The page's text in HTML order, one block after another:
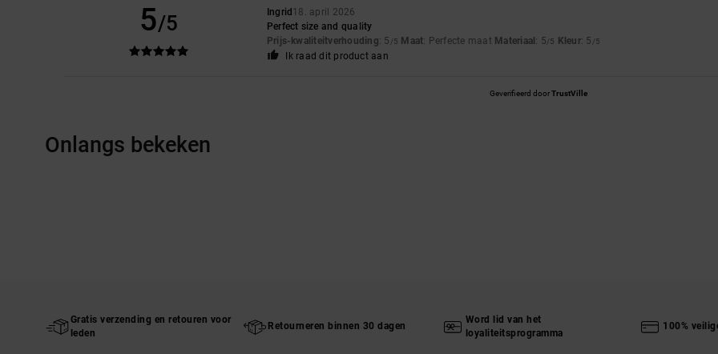
5/5 Ingrid 18. april 2026
Perfect size and quality
Prijs-kwaliteitverhouding: 5 /5 Maat: Perfecte maat Materiaal : 5/5 Kleur: 5 /5
Ik raad dit product aan
Geverifieerd doorTrustVille
Onlangs bekeken
Gratis verzending en retouren voor
leden
Retourneren binnen 30 dagen
Word lid van het
loyaliteitsprogramma
100%